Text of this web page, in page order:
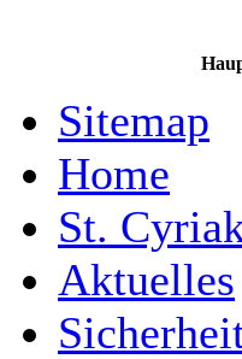
Sitemap
Home
St.
Aktuelles